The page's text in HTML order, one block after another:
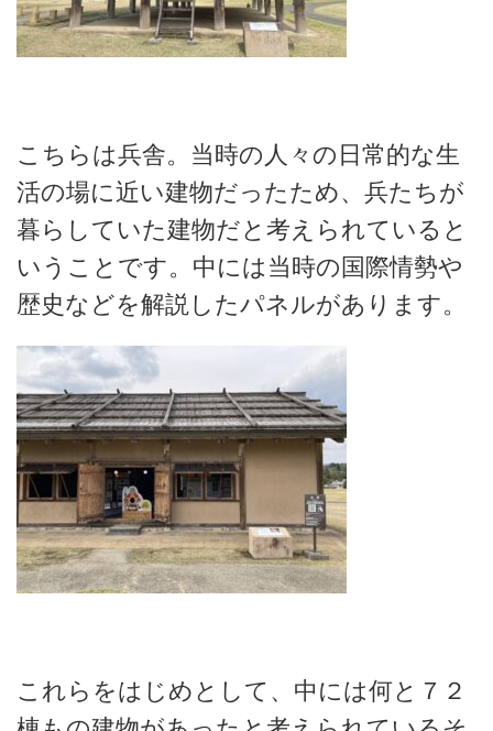
こちらは兵舎。当時の人々の日常的な生
活の場に近い建物だったため、兵たちが
暮らしていた建物だと考えられていると
いうことです。中には当時の国際情勢や
歴史などを解説したパネルがあります。
これらをはじめとして、中には何と７２